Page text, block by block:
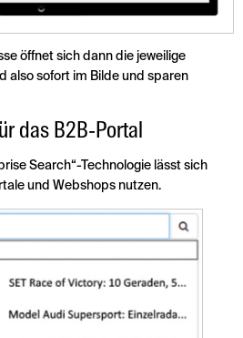
öffnet sich dann die jeweilige
also sofort im Bilde und sparen
das B2B-Portal
Search“-Tech­nologie lässt sich
und Webshops nutzen.